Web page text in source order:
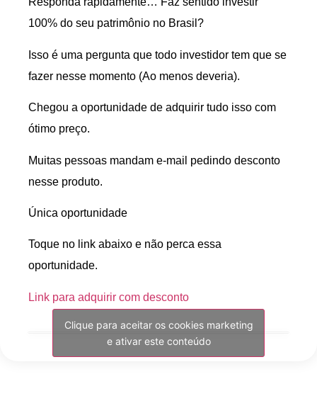
100% do seu patrimônio no Brasil?
Isso é uma pergunta que todo investidor tem que se
fazer nesse momento (Ao menos deveria).
Chegou a oportunidade de adquirir tudo isso com
ótimo preço.
Muitas pessoas mandam e-mail pedindo desconto
nesse produto.
Única oportunidade
Toque no link abaixo e não perca essa
oportunidade.
Link para adquirir com desconto
Clique para aceitar os cookies marketing
e ativar este conteúdo